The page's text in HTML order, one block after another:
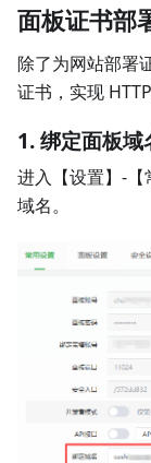
面板证书部
除了为网站部署
证书，实现
1. 绑定面板域
进入【设置】-
域名。